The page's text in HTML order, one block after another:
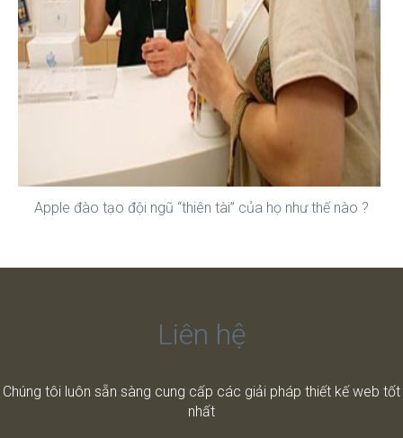
Apple đào tạo đội ngũ “thiên tài” của họ như thế nào ?
Liên hệ
Chúng tôi luôn sẵn sàng cung cấp các giải pháp thiết kế web tốt
nhất